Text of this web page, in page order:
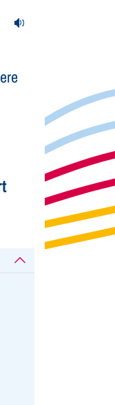
aktivieren
Seite vorlesen